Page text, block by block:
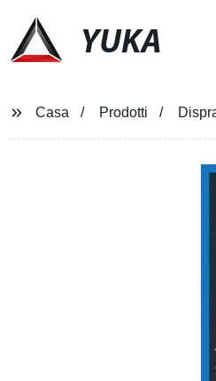
YUKA
Casa Prodotti